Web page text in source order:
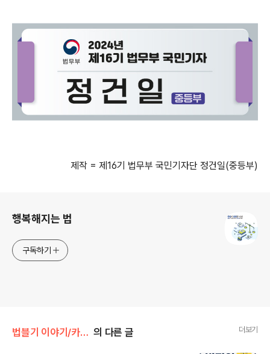
제작 = 제16기 법무부 국민기자단 정건일(중등부)
행복해지는 법
구독하기
법블기 이야기/카드로 본 법 의 다른 글 더보기